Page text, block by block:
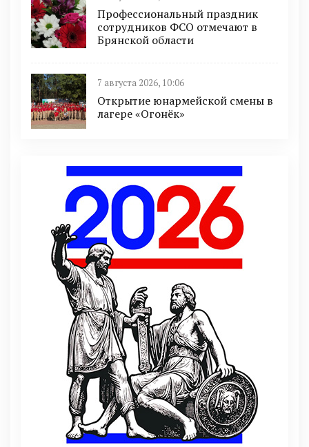
Профессиональный праздник
сотрудников ФСО отмечают в
Брянской области
7 августа 2026, 10:06
Открытие юнармейской смены в
лагере «Огонёк»